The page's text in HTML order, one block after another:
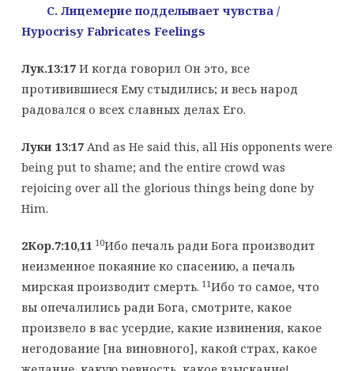
C. Лицемерие подделывает чувства/
Hypocrisy Fabricates Feelings
Лук.13:17И когда говорил Он это, все
противившиеся Ему стыдились; и весь народ
радовался о всех славных делах Его.
Луки 13:17And as He said this, all His opponents were
being put to shame; and the entire crowd was
rejoicing over all the glorious things being done by
Him.
2Кор.7:10,11 10Ибо печаль ради Бога производит
неизменное покаяние ко спасению, а печаль
мирская производит смерть. 11Ибо то самое, что
вы опечалились ради Бога, смотрите, какое
произвело в вас усердие, какие извинения, какое
негодование [на виновного], какой страх, какое